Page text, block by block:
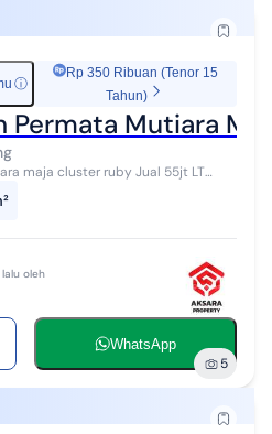
ⓘ
Rp 350 Ribuan (Tenor 15
Tahun)
Permata Mutiara
cluster ruby Jual 55jt LT
oleh
WhatsApp
5